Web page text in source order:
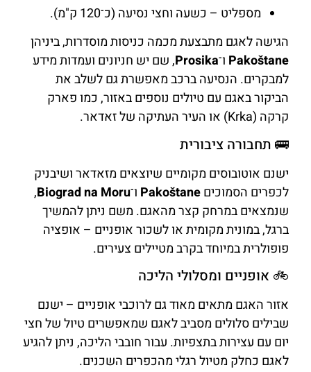
מספליט – כשעה וחצי נסיעה (כ־120 ק"מ).
הגישה לאגם מתבצעת מכמה כניסות מוסדרות, ביניהן
Pakoštane ו־Prosika, שם יש חניונים ועמדות מידע
למבקרים. הנסיעה ברכב מאפשרת גם לשלב את
הביקור באגם עם טיולים נוספים באזור, כמו פארק
קרקה (Krka) או העיר העתיקה של זאדאר.
🚌 תחבורה ציבורית
ישנם אוטובוסים מקומיים שיוצאים מזאדאר ושיבניק
לכפרים הסמוכיםPakoštane ו־Biograd na Moru
,
שנמצאים במרחק קצר מהאגם. משם ניתן להמשיך
ברגל, במונית מקומית או לשכור אופניים – אופציה
פופולרית במיוחד בקרב מטיילים צעירים.
🚲 אופניים ומסלולי הליכה
אזור האגם מתאים מאוד גם לרוכבי אופניים – ישנם
שבילים סלולים מסביב לאגם שמאפשרים טיול של חצי
יום עם עצירות בתצפיות. עבור חובבי הליכה, ניתן להגיע
לאגם כחלק מטיול רגלי מהכפרים השכנים.